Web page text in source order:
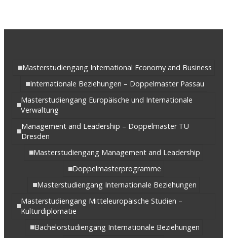
Masterstudiengang International Economy and Business
Internationale Beziehungen – Doppelmaster Passau
Masterstudiengang Europäische und Internationale
Verwaltung
Management and Leadership – Doppelmaster TU
Dresden
Masterstudiengang Management and Leadership
Doppelmasterprogramme
Masterstudiengang Internationale Beziehungen
Masterstudiengang Mitteleuropäische Studien –
Kulturdiplomatie
Bachelorstudiengang Internationale Beziehungen